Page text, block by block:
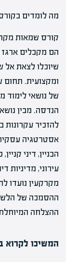
מה לומדים
קורס שמאות
הם מקבלים ארגז
שיוכלו לצאת אל
ומקצועית. תחום
של נושאי לימוד
הנדסה. מבין
להזכיר עקרונות
אסטרטגיה
הבניין, דיני
עירוני, מדיניות
מקרקעין נועדו
ההסמכה של
ההצלחה
המשיכו לקרוא